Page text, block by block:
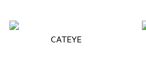
CATEYE